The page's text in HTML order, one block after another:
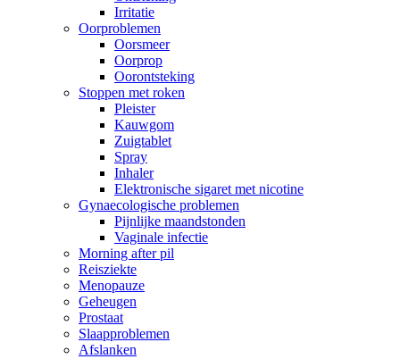
Irritatie
Oorproblemen
Oorsmeer
Oorprop
Oorontsteking
Stoppen met roken
Pleister
Kauwgom
Zuigtablet
Spray
Inhaler
Elektronische sigaret met nicotine
Gynaecologische problemen
Pijnlijke maandstonden
Vaginale infectie
Morning after pil
Reisziekte
Menopauze
Geheugen
Prostaat
Slaapproblemen
Afslanken